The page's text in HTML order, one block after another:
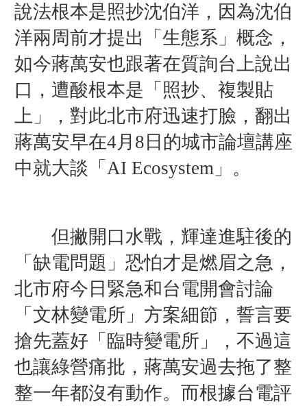
說法根本是照抄沈伯洋，因為沈伯
洋兩周前才提出「生態系」概念，
如今蔣萬安也跟著在質詢台上說出
口，遭酸根本是「照抄、複製貼
上」，對此北市府迅速打臉，翻出
蔣萬安早在4月8日的城市論壇講座
中就大談「AI Ecosystem」。
但撇開口水戰，輝達進駐後的
「缺電問題」恐怕才是燃眉之急，
北市府今日緊急和台電開會討論
「文林變電所」方案細節，誓言要
搶先蓋好「臨時變電所」，不過這
也讓綠營痛批，蔣萬安過去拖了整
整一年都沒有動作。而根據台電評